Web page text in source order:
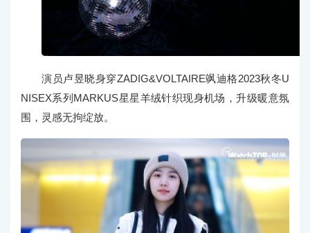
演员卢昱晓身穿ZADIG&VOLTAIRE飒迪格2023秋冬U
NISEX系列MARKUS星星羊绒针织现身机场，升级暖意氛
围，灵感无拘绽放。